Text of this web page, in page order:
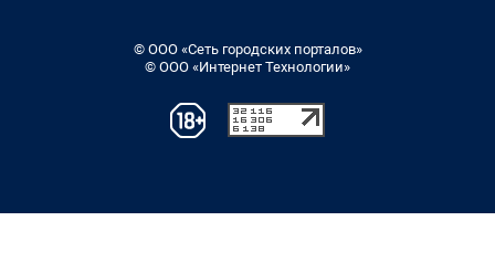
© ООО «Сеть городских порталов»
© ООО «Интернет Технологии»